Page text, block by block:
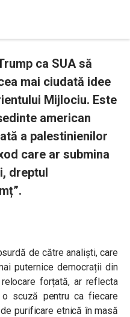
ca SUA să
mai ciudată idee
Mijlociu. Este
american
a palestinienilor
care ar submina
dreptul
de către analiști, care
puternice democrații din
forțată, ar reflecta
scuză pentru ca fiecare
purificare etnică în masă